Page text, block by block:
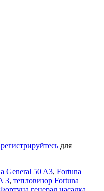
для
General 50 A3, Fortuna
3, тепловизор Fortuna